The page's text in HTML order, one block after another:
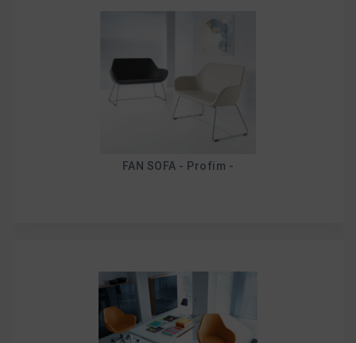
FAN SOFA - Profim -